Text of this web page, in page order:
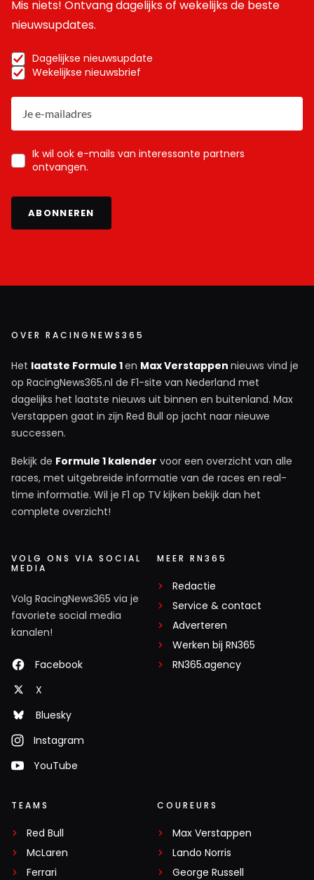
Mis niets! Ontvang dagelijks of wekelijks de beste
nieuwsupdates.
Dagelijkse nieuwsupdate
Wekelijkse nieuwsbrief
Ik wil ook e-mails van interessante partners
ontvangen.
ABONNEREN
OVER RACINGNEWS365
Het laatste Formule 1en Max Verstappen nieuws vind je
op RacingNews365.nl de F1-site van Nederland met
dagelijks het laatste nieuws uit binnen en buitenland. Max
Verstappen gaat in zijn Red Bull op jacht naar nieuwe
successen.
Bekijk de Formule 1 kalender voor een overzicht van alle
races, met uitgebreide informatie van de races en real-
time informatie. Wil je F1 op TV kijken bekijk dan het
complete overzicht!
VOLG ONS VIA SOCIAL
MEDIA
Volg RacingNews365 via je
favoriete social media
kanalen!
Facebook
X
Bluesky
Instagram
YouTube
MEER RN365
Redactie
Service & contact
Adverteren
Werken bij RN365
RN365.agency
TEAMS
Red Bull
McLaren
Ferrari
COUREURS
Max Verstappen
Lando Norris
George Russell